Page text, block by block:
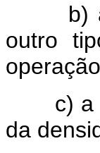
b) a
outro
c) a
da